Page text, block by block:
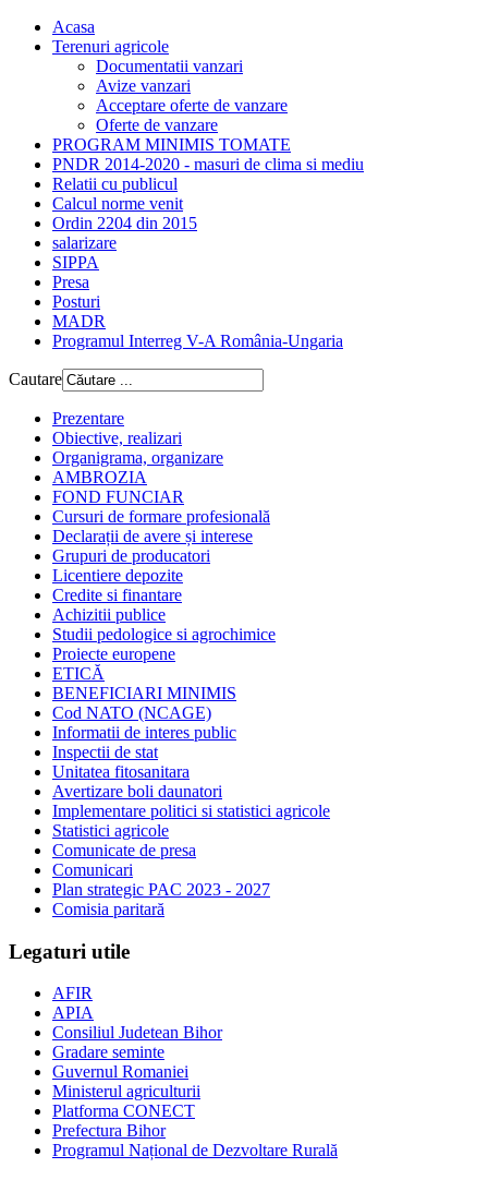
Acasa
Terenuri agricole
Documentatii vanzari
Avize vanzari
Acceptare oferte de vanzare
Oferte de vanzare
PROGRAM MINIMIS TOMATE
PNDR 2014-2020 - masuri de clima si mediu
Relatii cu publicul
Calcul norme venit
Ordin 2204 din 2015
salarizare
SIPPA
Presa
Posturi
MADR
Programul Interreg V-A România-Ungaria
Cautare
Prezentare
Obiective, realizari
Organigrama, organizare
AMBROZIA
FOND FUNCIAR
Cursuri de formare profesională
Declarații de avere și interese
Grupuri de producatori
Licentiere depozite
Credite si finantare
Achizitii publice
Studii pedologice si agrochimice
Proiecte europene
ETICĂ
BENEFICIARI MINIMIS
Cod NATO (NCAGE)
Informatii de interes public
Inspectii de stat
Unitatea fitosanitara
Avertizare boli daunatori
Implementare politici si statistici agricole
Statistici agricole
Comunicate de presa
Comunicari
Plan strategic PAC 2023 - 2027
Comisia paritară
Legaturi utile
AFIR
APIA
Consiliul Judetean Bihor
Gradare seminte
Guvernul Romaniei
Ministerul agriculturii
Platforma CONECT
Prefectura Bihor
Programul Național de Dezvoltare Rurală